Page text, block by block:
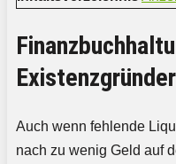
Existenzgründer
Auch wenn fehlende
nach zu wenig Geld auf